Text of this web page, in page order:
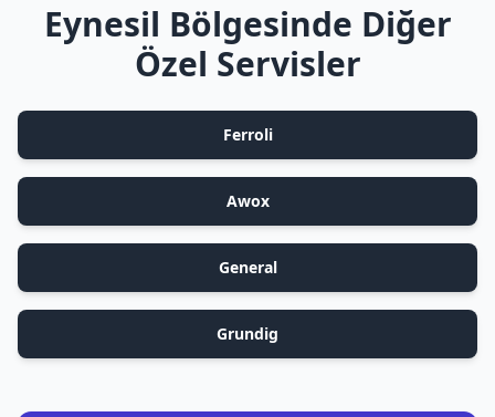
Eynesil Bölgesinde Diğer
Özel Servisler
Ferroli
Awox
General
Grundig